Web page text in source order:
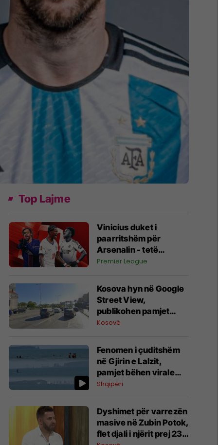
Top Lajme
Vinicius duket i
paarritshëm për
Arsenalin - tetë
alternativa si
për krahun e majtë te
Topçinjtë
Premier League
Kosova hyn në Google
Street View,
publikohen pamjet
360-gradëshe
Kosovë
Fenomen i çuditshëm
në Gjirin e Lalzit,
pamjet bëhen virale
(Video)
Shqipëri
Dyshimet për varrezën
masive në Zubin Potok,
flet djali i njërit prej 23